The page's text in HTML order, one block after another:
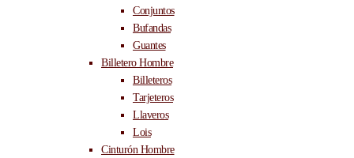
Conjuntos
Bufandas
Guantes
Billetero Hombre
Billeteros
Tarjeteros
Llaveros
Lois
Cinturón Hombre